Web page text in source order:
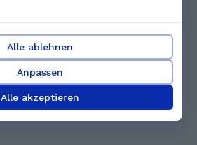
Alle ablehnen
Anpassen
Alle akzeptieren